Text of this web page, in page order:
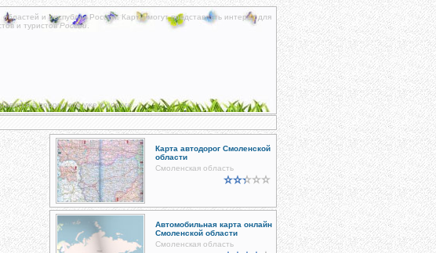
и республик России. Карты могут представлять интерес для
и туристовРоссии
в дорогу или уже в дороге.
Карта автодорог Смоленской
области
Смоленская область
Автомобильная карта онлайн
Смоленской области
Смоленская область